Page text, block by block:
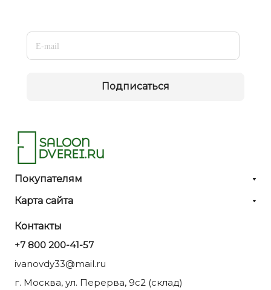
Подписаться
Покупателям
Карта сайта
Контакты
+7 800 200-41-57
ivanovdy33@mail.ru
г. Москва, ул. Перерва, 9с2 (склад)